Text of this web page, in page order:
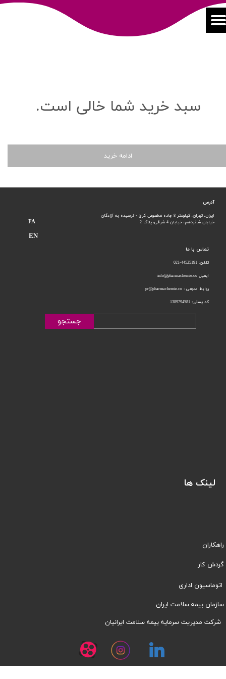
سبد خرید شما خالی است.
ادامه خرید
تماس با ما
تلفن: 44525191-021
ایمیل info@pharmachemie.co
روابط عمومی : pr@pharmachemie.co
کد پستی: 1389794581
آدرس
ایران، تهران، کیلومتر 8 جاده مخصوص کرج - نرسیده به آزادگان
خیابان شانزدهم، خیابان 4 شرقی، پلاک 2
جستجو
لینک ها
راهکاران
​​گردش کار
اتوماسیون اداری
سازمان بیمه سلامت ایران
شرکت مدیریت سرمایه بیمه سلامت ایرانیان
FA